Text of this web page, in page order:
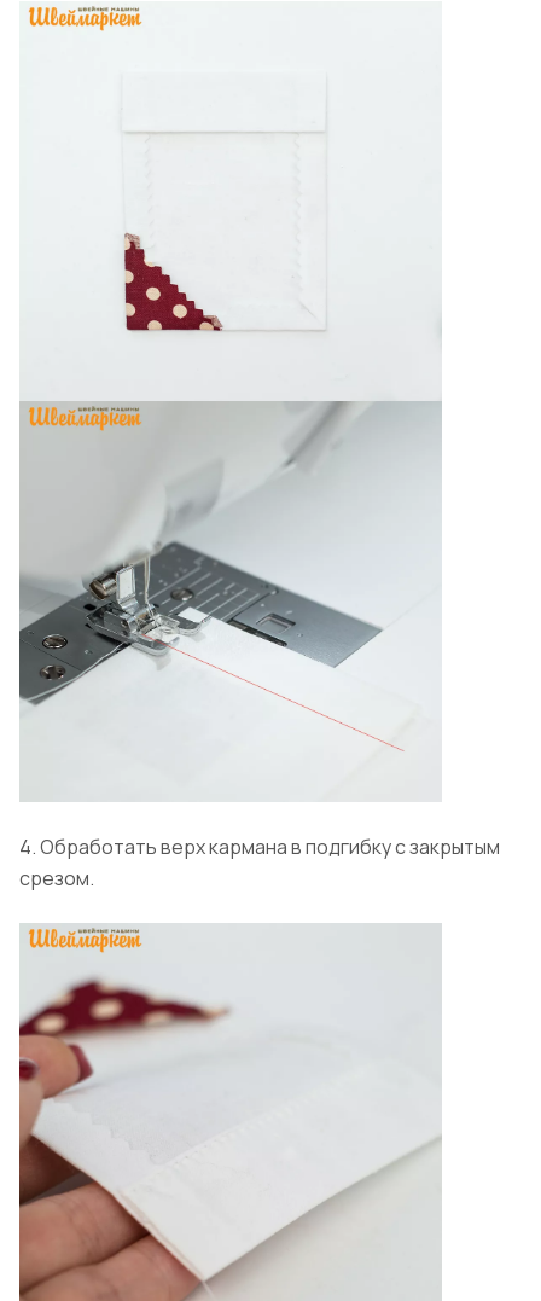
4. Обработать верх кармана в подгибку с закрытым
срезом.